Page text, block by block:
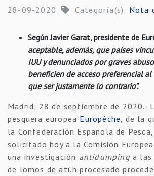
28-09-2020 Categoría(s): Nota
Según Javier Garat, presidente de
aceptable, además, que países
IUU y denunciados por graves
beneficien de acceso preferencial
que ser justamente lo contrario”.
Madrid, 28 de septiembre de 2020.-
pesquera europea Europêche , de la
la Confederación Española de
solicitado hoy a la Comisión Europea
una investigación antidumpinga las
de lomos de atún procesado